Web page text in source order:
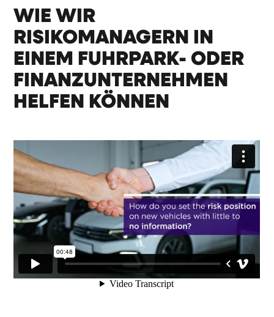
WIE WIR
RISIKOMANAGERN IN
EINEM FUHRPARK- ODER
FINANZUNTERNEHMEN
HELFEN KÖNNEN